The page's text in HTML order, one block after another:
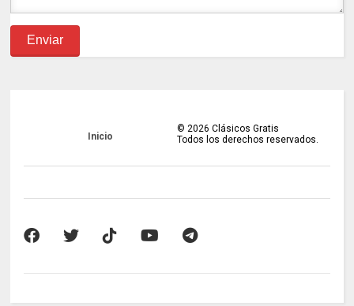
Inicio
© 2026 Clásicos Gratis
Todos los derechos reservados.